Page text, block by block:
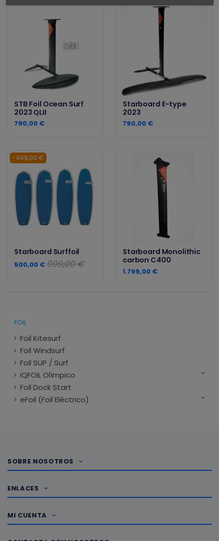
STB Foil Ocean Surf
2023 QLII
790,00 €
Starboard E-type
2023
790,00 €
-499,00 €
Starboard Surffoil
500,00 €999,00 €
Starboard Monolithic
carbon C400
1.799,00 €
FOIL
Foil Kitesurf
Foil Windsurf
Foil SUP / Surf
iQFOiL Olímpico
Foil Dock Start
eFoil (Foil Eléctrico)
SOBRE NOSOTROS
ENLACES
MI CUENTA